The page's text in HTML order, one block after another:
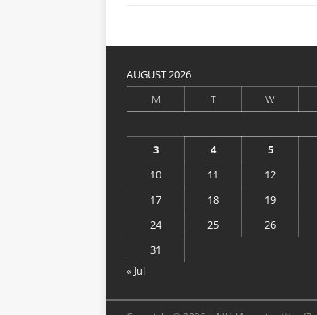
AUGUST 2026
M
T W
3
4 5
10
11 12
17
18 19
24
25 26
31
« Jul